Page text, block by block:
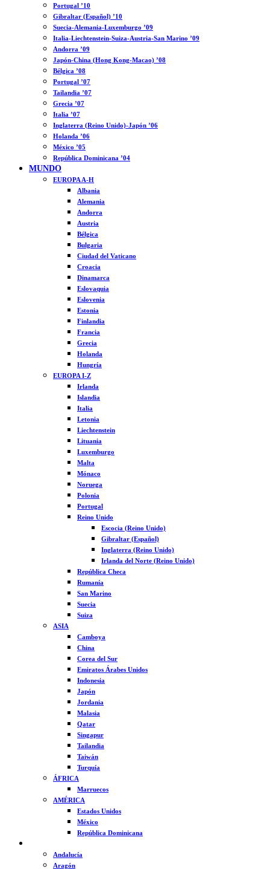
Portugal ’10
Gibraltar (Español) ’10
Suecia-Alemania-Luxemburgo ’09
Italia-Liechtenstein-Suiza-Austria-San Marino ’09
Andorra ’09
Japón-China (Hong Kong-Macao) ’08
Bélgica ’08
Portugal ’07
Tailandia ’07
Grecia ’07
Italia ’07
Inglaterra (Reino Unido)-Japón ’06
Holanda ’06
México ’05
República Dominicana ’04
MUNDO
EUROPA A-H
Albania
Alemania
Andorra
Austria
Bélgica
Bulgaria
Ciudad del Vaticano
Croacia
Dinamarca
Eslovaquia
Eslovenia
Estonia
Finlandia
Francia
Grecia
Holanda
Hungría
EUROPA I-Z
Irlanda
Islandia
Italia
Letonia
Liechtenstein
Lituania
Luxemburgo
Malta
Mónaco
Noruega
Polonia
Portugal
Reino Unido
Escocia (Reino Unido)
Gibraltar (Español)
Inglaterra (Reino Unido)
Irlanda del Norte (Reino Unido)
República Checa
Rumanía
San Marino
Suecia
Suiza
ASIA
Camboya
China
Corea del Sur
Emiratos Árabes Unidos
Indonesia
Japón
Jordania
Malasia
Qatar
Singapur
Tailandia
Taiwán
Turquía
ÁFRICA
Marruecos
AMÉRICA
Estados Unidos
México
República Dominicana
Andalucía
Aragón